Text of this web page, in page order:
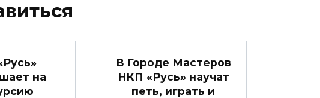
на
В Городе Мастеров
НКП «Русь» научат
петь, играть и